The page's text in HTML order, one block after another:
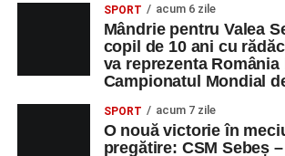
SPORT acum 6 zile
Mândrie pentru Valea
copil de 10 ani cu
va reprezenta România
Campionatul Mondial
SPORT acum 7 zile
O nouă victorie în
pregătire: CSM Sebeș